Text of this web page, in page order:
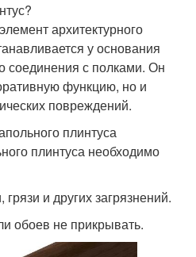
архитектурного
у основания
соединения с полками. Он
функцию, но и
повреждений.
плинтуса
плинтуса необходимо
и других загрязнений.
обоев не прикрывать.